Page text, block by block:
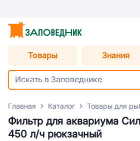
Товары Знания
Главная Каталог Товары для
Фильтр для аквариума
450 л/ч рюкзачный